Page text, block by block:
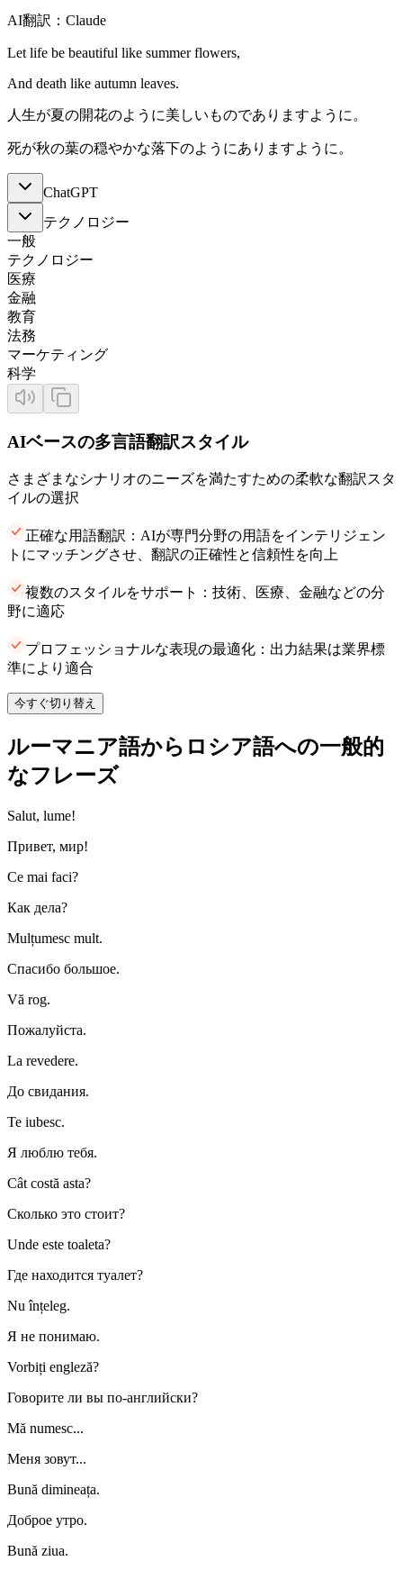
AI翻訳：Claude
Let life be beautiful like summer flowers,
And death like autumn leaves.
人生が夏の開花のように美しいものでありますように。
死が秋の葉の穏やかな落下のようにありますように。
ChatGPT
テクノロジー
一般
テクノロジー
医療
金融
教育
法務
マーケティング
科学
AIベースの多言語翻訳スタイル
さまざまなシナリオのニーズを満たすための柔軟な翻訳スタ
イルの選択
正確な用語翻訳：AIが専門分野の用語をインテリジェン
トにマッチングさせ、翻訳の正確性と信頼性を向上
複数のスタイルをサポート：技術、医療、金融などの分
野に適応
プロフェッショナルな表現の最適化：出力結果は業界標
準により適合
今すぐ切り替え
ルーマニア語からロシア語への一般的
なフレーズ
Salut, lume!
Привет, мир!
Ce mai faci?
Как дела?
Mulțumesc mult.
Спасибо большое.
Vă rog.
Пожалуйста.
La revedere.
До свидания.
Te iubesc.
Я люблю тебя.
Cât costă asta?
Сколько это стоит?
Unde este toaleta?
Где находится туалет?
Nu înțeleg.
Я не понимаю.
Vorbiți engleză?
Говорите ли вы по-английски?
Mă numesc...
Меня зовут...
Bună dimineața.
Доброе утро.
Bună ziua.